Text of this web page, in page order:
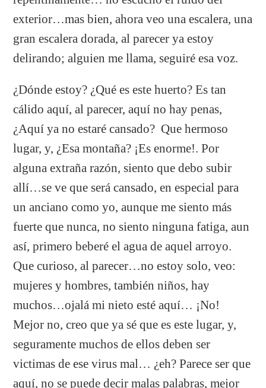
exterior…mas bien, ahora veo una escalera, una
gran escalera dorada, al parecer ya estoy
delirando; alguien me llama, seguiré esa voz.
¿Dónde estoy? ¿Qué es este huerto? Es tan
cálido aquí, al parecer, aquí no hay penas,
¿Aquí ya no estaré cansado? Que hermoso
lugar, y, ¿Esa montaña? ¡Es enorme!. Por
alguna extraña razón, siento que debo subir
allí…se ve que será cansado, en especial para
un anciano como yo, aunque me siento más
fuerte que nunca, no siento ninguna fatiga, aun
así, primero beberé el agua de aquel arroyo.
Que curioso, al parecer…no estoy solo, veo:
mujeres y hombres, también niños, hay
muchos…ojalá mi nieto esté aquí… ¡No!
Mejor no, creo que ya sé que es este lugar, y,
seguramente muchos de ellos deben ser
victimas de ese virus mal… ¿eh? Parece ser que
aquí, no se puede decir malas palabras, mejor